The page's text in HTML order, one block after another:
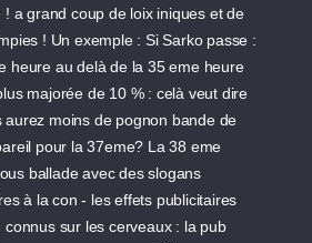
! a grand coup de loix iniques et de
! Un exemple : Si Sarko passe :
heure au delà de la 35 eme heure
majorée de 10 % : celà veut dire
aurez moins de pognon bande de
pour la 37eme? La 38 eme
ballade avec des slogans
à la con - les effets publicitaires
connus sur les cerveaux : la pub